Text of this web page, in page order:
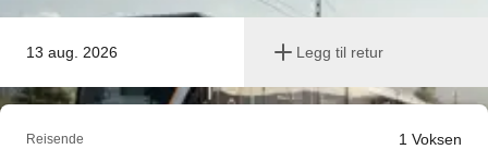
13 aug. 2026 Legg til retur
Reisende 1 Voksen